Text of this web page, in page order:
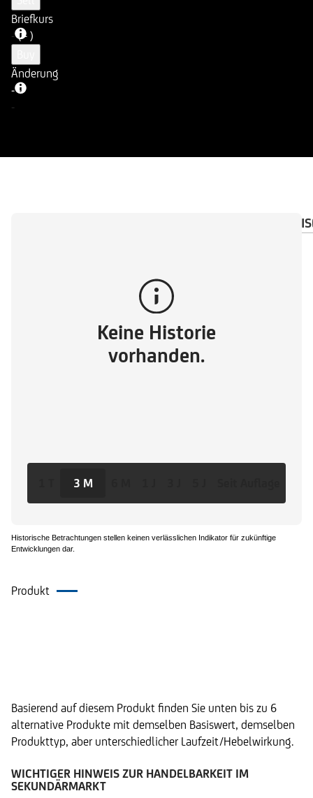
Briefkurs
-( - )
Änderung
--
-
WICHTIGE
Keine Historie
vorhanden.
3 M
Historische Betrachtungen stellen keinen verlässlichen Indikator für zukünftige
Entwicklungen dar.
Produkt
Basierend auf diesem Produkt finden Sie unten bis zu 6
alternative Produkte mit demselben Basiswert, demselben
Produkttyp, aber unterschiedlicher Laufzeit/Hebelwirkung.
WICHTIGER HINWEIS ZUR HANDELBARKEIT IM
SEKUNDÄRMARKT